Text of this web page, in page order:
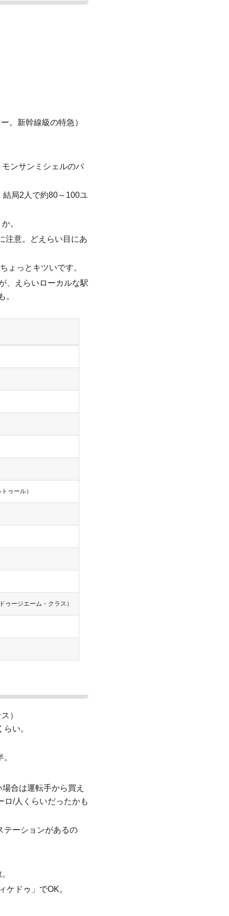
。新幹線級の特急）
ンサンミシェルのバ
結局2人で約80～100ユ
。
注意。どえらい目にあ
ょっとキツいです。
、えらいローカルな駅
。
ゥール）
ゥージエーム・クラス）
）
い。
合は運転手から買え
ロ/人くらいだったかも
テーションがあるの
ケドゥ」でOK。